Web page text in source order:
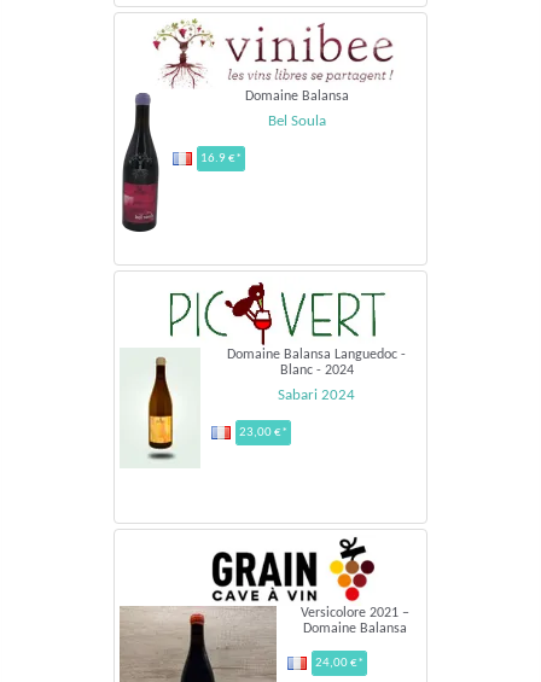
Domaine Balansa
Bel Soula
16.9 €*
Domaine Balansa Languedoc -
Blanc - 2024
Sabari 2024
23,00 €*
Versicolore 2021 –
Domaine Balansa
24,00 €*